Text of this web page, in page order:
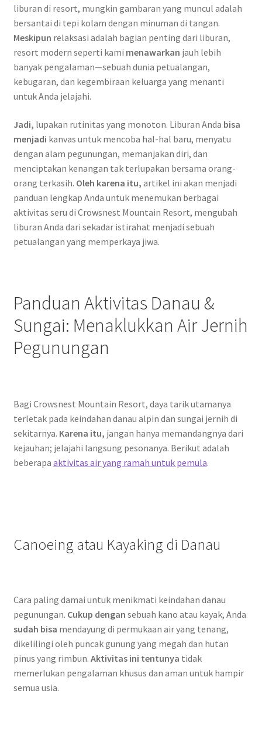
liburan di resort, mungkin gambaran yang muncul adalah
bersantai di tepi kolam dengan minuman di tangan.
Meskipun relaksasi adalah bagian penting dari liburan,
resort modern seperti kami menawarkan jauh lebih
banyak pengalaman—sebuah dunia petualangan,
kebugaran, dan kegembiraan keluarga yang menanti
untuk Anda jelajahi.
Jadi, lupakan rutinitas yang monoton. Liburan Anda bisa
menjadi kanvas untuk mencoba hal-hal baru, menyatu
dengan alam pegunungan, memanjakan diri, dan
menciptakan kenangan tak terlupakan bersama orang-
orang terkasih. Oleh karena itu, artikel ini akan menjadi
panduan lengkap Anda untuk menemukan berbagai
aktivitas seru di Crowsnest Mountain Resort, mengubah
liburan Anda dari sekadar istirahat menjadi sebuah
petualangan yang memperkaya jiwa.
Panduan Aktivitas Danau &
Sungai: Menaklukkan Air Jernih
Pegunungan
Bagi Crowsnest Mountain Resort, daya tarik utamanya
terletak pada keindahan danau alpin dan sungai jernih di
sekitarnya. Karena itu, jangan hanya memandangnya dari
kejauhan; jelajahi langsung pesonanya. Berikut adalah
beberapa aktivitas air yang ramah untuk pemula.
Canoeing atau Kayaking di Danau
Cara paling damai untuk menikmati keindahan danau
pegunungan. Cukup dengan sebuah kano atau kayak, Anda
sudah bisa mendayung di permukaan air yang tenang,
dikelilingi oleh puncak gunung yang megah dan hutan
pinus yang rimbun. Aktivitas ini tentunya tidak
memerlukan pengalaman khusus dan aman untuk hampir
semua usia.